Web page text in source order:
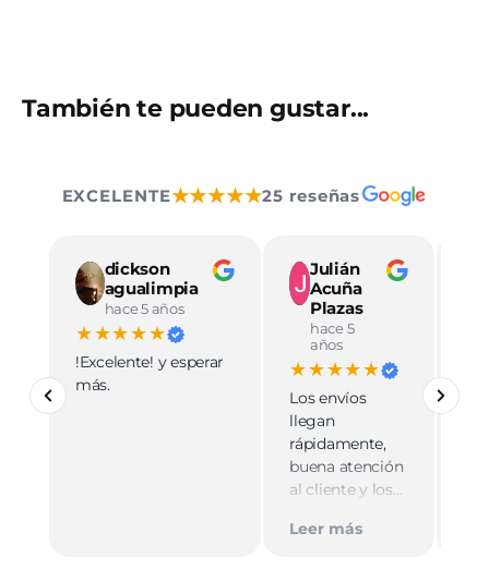
También te pueden gustar...
EXCELENTE★★★★★25 reseñas
dickson
agualimpia
hace 5 años
★★★★★
!Excelente! y esperar
más.
Julián
Acuña
Plazas
hace 5
años
★★★★★
Los envíos
llegan
rápidamente,
buena atención
al cliente y los
discretos.
Leer más